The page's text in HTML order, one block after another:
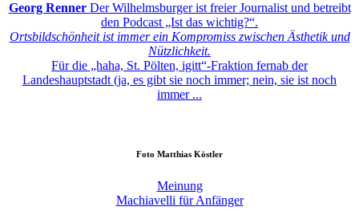
Georg Renner Der Wilhelmsburger ist freier Journalist und betreibt
den Podcast „Ist das wichtig?“.
Ortsbildschönheit ist immer ein Kompromiss zwischen Ästhetik und
Nützlichkeit.
Für die „haha, St. Pölten, igitt“-Fraktion fernab der
Landeshauptstadt (ja, es gibt sie noch immer; nein, sie ist noch
immer ...
Foto Matthias Köstler
Meinung
Machiavelli für Anfänger